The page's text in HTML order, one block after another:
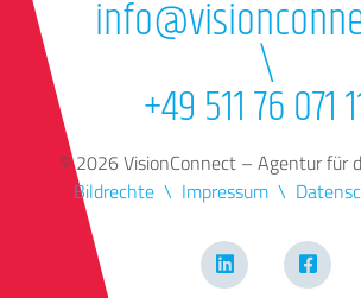
\
+49 511 76 071
© 2026 VisionConnect – Agentur für
Bildrechte
Impressum
LinkedIn Facebook